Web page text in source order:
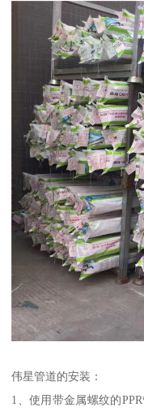
伟星管道的安装：
1、使用带金属螺纹的